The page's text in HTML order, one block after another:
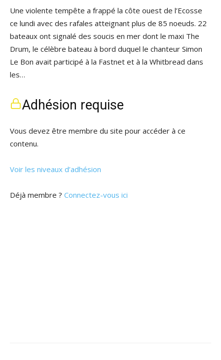
Une violente tempête a frappé la côte ouest de l’Ecosse
ce lundi avec des rafales atteignant plus de 85 noeuds. 22
bateaux ont signalé des soucis en mer dont le maxi The
Drum, le célèbre bateau à bord duquel le chanteur Simon
Le Bon avait participé à la Fastnet et à la Whitbread dans
les…
Adhésion requise
Vous devez être membre du site pour accéder à ce
contenu.
Voir les niveaux d’adhésion
Déjà membre ? Connectez-vous ici